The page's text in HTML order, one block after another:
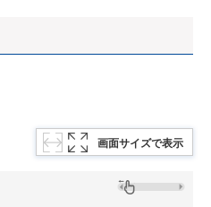
画面サイズで表示